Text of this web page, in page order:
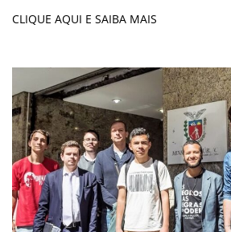
CLIQUE AQUI E SAIBA MAIS